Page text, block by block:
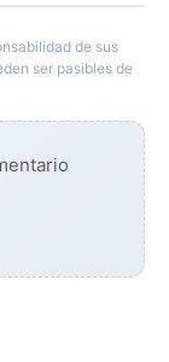
de sus
ser pasibles de